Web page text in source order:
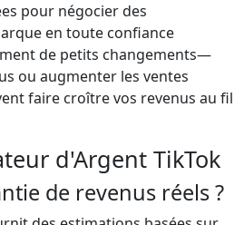
pour négocier des
en toute confiance
de petits changements—
ou augmenter les ventes
faire croître vos revenus au fil
d'Argent TikTok
de revenus réels ?